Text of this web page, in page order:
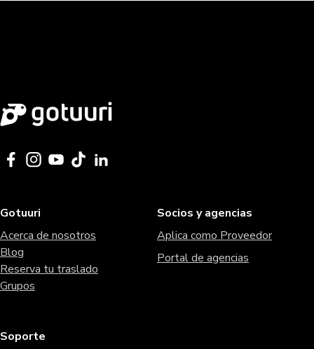
Gotuuri
Acerca de nosotros
Blog
Reserva tu traslado
Grupos
Socios y agencias
Aplica como Proveedor
Portal de agencias
Soporte